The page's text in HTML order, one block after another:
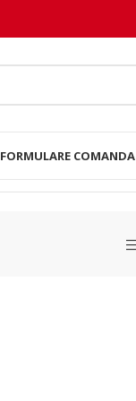
FORMULARE COMANDA